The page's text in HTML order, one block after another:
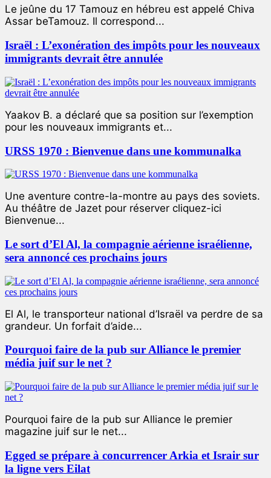
Le jeûne du 17 Tamouz en hébreu est appelé Chiva
Assar beTamouz. Il correspond...
Israël : L’exonération des impôts pour les nouveaux
immigrants devrait être annulée
Yaakov B. a déclaré que sa position sur l’exemption
pour les nouveaux immigrants et...
URSS 1970 : Bienvenue dans une kommunalka
Une aventure contre-la-montre au pays des soviets.
Au théâtre de Jazet pour réserver cliquez-ici
Bienvenue...
Le sort d’El Al, la compagnie aérienne israélienne,
sera annoncé ces prochains jours
El Al, le transporteur national d’Israël va perdre de sa
grandeur. Un forfait d’aide...
Pourquoi faire de la pub sur Alliance le premier
média juif sur le net ?
Pourquoi faire de la pub sur Alliance le premier
magazine juif sur le net...
Egged se prépare à concurrencer Arkia et Israir sur
la ligne vers Eilat